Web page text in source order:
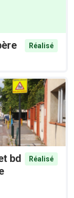
Réalisé
bd
Réalisé